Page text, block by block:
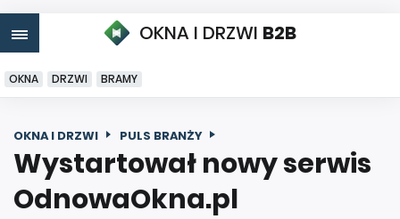
OKNA I DRZWI B2B
OKNA DRZWI BRAMY
OKNA I DRZWI PULS BRANŻY
Wystartował nowy serwis
OdnowaOkna.pl